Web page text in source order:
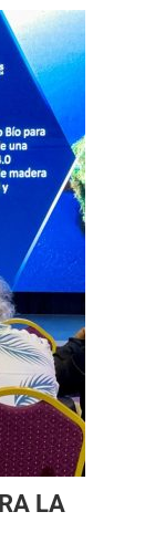
LA